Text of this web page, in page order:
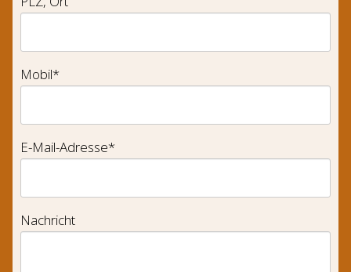
Pflichtfeld
Mobil*
Pflichtfeld
E-Mail-Adresse*
Nachricht